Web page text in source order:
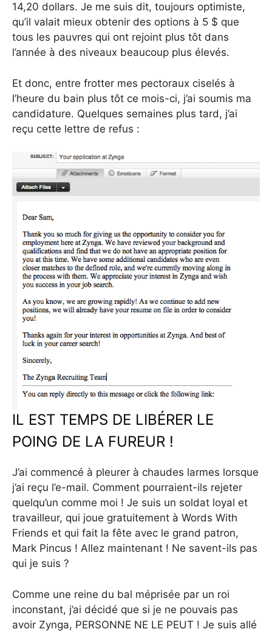
14,20 dollars. Je me suis dit, toujours optimiste,
qu’il valait mieux obtenir des options à 5 $ que
tous les pauvres qui ont rejoint plus tôt dans
l’année à des niveaux beaucoup plus élevés.
Et donc, entre frotter mes pectoraux ciselés à
l’heure du bain plus tôt ce mois-ci, j’ai soumis ma
candidature. Quelques semaines plus tard, j’ai
reçu cette lettre de refus :
IL EST TEMPS DE LIBÉRER LE
POING DE LA FUREUR !
J’ai commencé à pleurer à chaudes larmes lorsque
j’ai reçu l’e-mail. Comment pourraient-ils rejeter
quelqu’un comme moi ! Je suis un soldat loyal et
travailleur, qui joue gratuitement à Words With
Friends et qui fait la fête avec le grand patron,
Mark Pincus ! Allez maintenant ! Ne savent-ils pas
qui je suis ?
Comme une reine du bal méprisée par un roi
inconstant, j’ai décidé que si je ne pouvais pas
avoir Zynga, PERSONNE NE LE PEUT ! Je suis allé